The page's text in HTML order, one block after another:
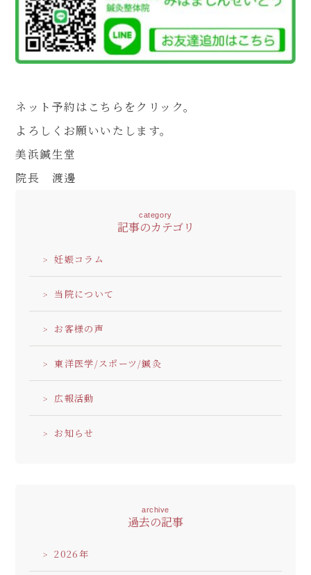
ネット予約は こちらをクリック。
よろしくお願いいたします。
美浜鍼生堂
院長 渡邊
category
記事のカテゴリ
妊娠コラム
当院について
お客様の声
東洋医学/スポーツ/鍼灸
広報活動
お知らせ
archive
過去の記事
2026